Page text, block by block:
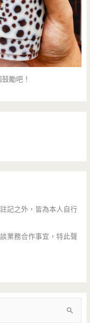
勵吧！
記之外，皆為本人自行
業務合作事宜，特此聲